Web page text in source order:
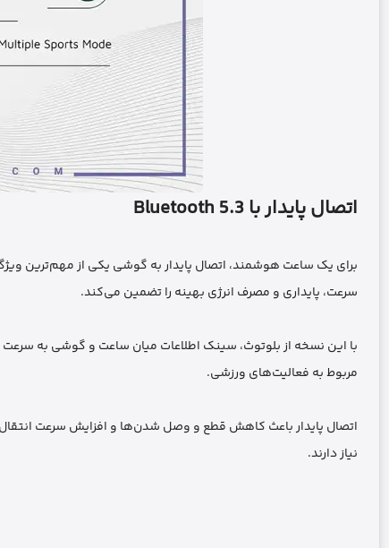
اتصال پایدار با Bluetooth 5.3
سرعت، پایداری و مصرف انرژی بهینه را تضمین می‌کند.
با این نسخه از بلوتوث، سینک اطلاعات میان ساعت و گوشی به سرعت
مربوط به فعالیت‌های ورزشی.
نیاز دارند.